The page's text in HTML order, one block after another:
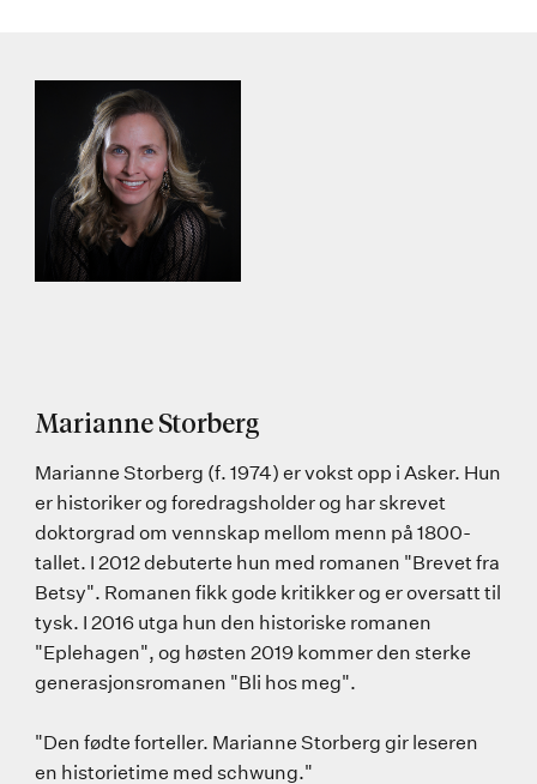
Marianne Storberg
Marianne Storberg (f. 1974) er vokst opp i Asker. Hun
er historiker og foredragsholder og har skrevet
doktorgrad om vennskap mellom menn på 1800-
tallet. I 2012 debuterte hun med romanen "Brevet fra
Betsy". Romanen fikk gode kritikker og er oversatt til
tysk. I 2016 utga hun den historiske romanen
"Eplehagen", og høsten 2019 kommer den sterke
generasjonsromanen "Bli hos meg".
"Den fødte forteller. Marianne Storberg gir leseren
en historietime med schwung."